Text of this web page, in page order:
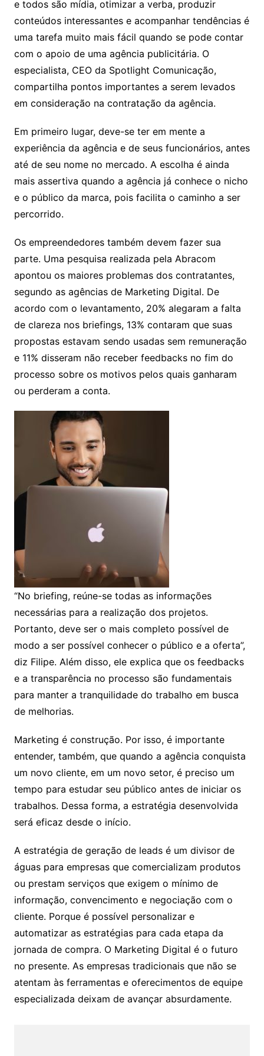
e todos são mídia, otimizar a verba, produzir
conteúdos interessantes e acompanhar tendências é
uma tarefa muito mais fácil quando se pode contar
com o apoio de uma agência publicitária. O
especialista, CEO da Spotlight Comunicação,
compartilha pontos importantes a serem levados
em consideração na contratação da agência.
Em primeiro lugar, deve-se ter em mente a
experiência da agência e de seus funcionários, antes
até de seu nome no mercado. A escolha é ainda
mais assertiva quando a agência já conhece o nicho
e o público da marca, pois facilita o caminho a ser
percorrido.
Os empreendedores também devem fazer sua
parte. Uma pesquisa realizada pela Abracom
apontou os maiores problemas dos contratantes,
segundo as agências de Marketing Digital. De
acordo com o levantamento, 20% alegaram a falta
de clareza nos briefings, 13% contaram que suas
propostas estavam sendo usadas sem remuneração
e 11% disseram não receber feedbacks no fim do
processo sobre os motivos pelos quais ganharam
ou perderam a conta.
“No briefing, reúne-se todas as informações
necessárias para a realização dos projetos.
Portanto, deve ser o mais completo possível de
modo a ser possível conhecer o público e a oferta”,
diz Filipe. Além disso, ele explica que os feedbacks
e a transparência no processo são fundamentais
para manter a tranquilidade do trabalho em busca
de melhorias.
Marketing é construção. Por isso, é importante
entender, também, que quando a agência conquista
um novo cliente, em um novo setor, é preciso um
tempo para estudar seu público antes de iniciar os
trabalhos. Dessa forma, a estratégia desenvolvida
será eficaz desde o início.
A estratégia de geração de leads é um divisor de
águas para empresas que comercializam produtos
ou prestam serviços que exigem o mínimo de
informação, convencimento e negociação com o
cliente. Porque é possível personalizar e
automatizar as estratégias para cada etapa da
jornada de compra. O Marketing Digital é o futuro
no presente. As empresas tradicionais que não se
atentam às ferramentas e oferecimentos de equipe
especializada deixam de avançar absurdamente.